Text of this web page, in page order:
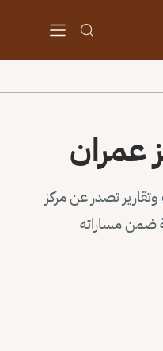
عمران
تصدر عن مركز
ضمن مساراته